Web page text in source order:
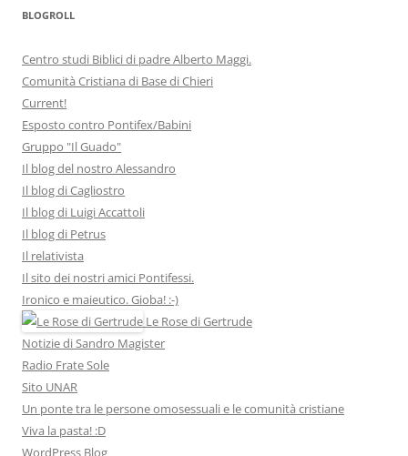
BLOGROLL
Centro studi Biblici di padre Alberto Maggi.
Comunità Cristiana di Base di Chieri
Current!
Esposto contro Pontifex/Babini
Gruppo "Il Guado"
Il blog del nostro Alessandro
Il blog di Cagliostro
Il blog di Luigi Accattoli
Il blog di Petrus
Il relativista
Il sito dei nostri amici Pontifessi.
Ironico e maieutico. Gioba! :-)
Le Rose di Gertrude
Notizie di Sandro Magister
Radio Frate Sole
Sito UNAR
Un ponte tra le persone omosessuali e le comunità cristiane
Viva la pasta! :D
WordPress Blog